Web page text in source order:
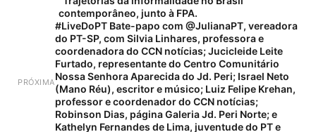
contemporâneo, junto à FPA.
PRÓXIMA
#LiveDoPT Bate-papo com @JulianaPT, vereadora
do PT-SP, com Silvia Linhares, professora e
coordenadora do CCN notícias; Jucicleide Leite
Furtado, representante do Centro Comunitário
Nossa Senhora Aparecida do Jd. Peri; Israel Neto
(Mano Réu), escritor e músico; Luiz Felipe Krehan,
professor e coordenador do CCN notícias;
Robinson Dias, página Galeria Jd. Peri Norte; e
Kathelyn Fernandes de Lima, juventude do PT e